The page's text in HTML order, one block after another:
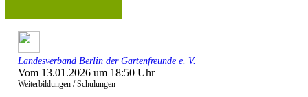
Landesverband Berlin der Gartenfreunde e. V.
Vom 13.01.2026 um 18:50 Uhr
Weiterbildungen / Schulungen